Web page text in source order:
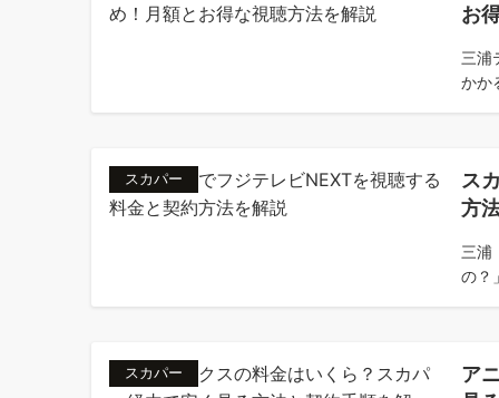
お
三浦
かか
スカパー
ス
方
三浦
の？
スカパー
ア